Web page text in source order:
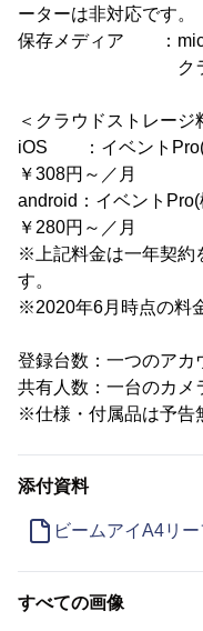
ーターは非対応です。
保存メディア ：
クラウド
＜クラウドストレージ
iOS ：イベントPro(
￥308円～／月
android：イベント
￥280円～／月
※上記料金は一年契約
す。
※2020年6月時点の料
登録台数：一つのアカ
共有人数：一台のカメ
※仕様・付属品は予告
添付資料
ビームアイA4リー
すべての画像